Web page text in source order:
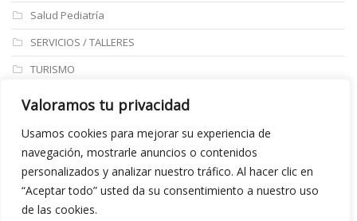
Valoramos tu privacidad
Usamos cookies para mejorar su experiencia de
navegación, mostrarle anuncios o contenidos
personalizados y analizar nuestro tráfico. Al hacer clic en
“Aceptar todo” usted da su consentimiento a nuestro uso
de las cookies.
Salud Pediatría
SERVICIOS / TALLERES
TURISMO
ULTIMAS NOTICIAS
Aviso legal